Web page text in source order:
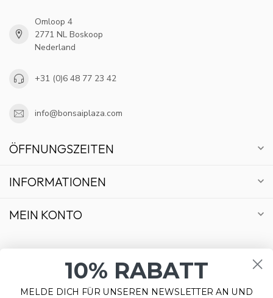
Omloop 4
2771 NL Boskoop
Nederland
+31 (0)6 48 77 23 42
info@bonsaiplaza.com
ÖFFNUNGSZEITEN
INFORMATIONEN
MEIN KONTO
10% RABATT
MELDE DICH FÜR UNSEREN NEWSLETTER AN UND